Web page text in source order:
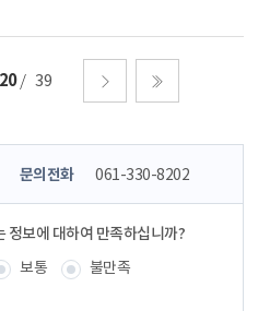
20 39
문의전화 061-330-8202
정보에 대하여 만족하십니까?
보통
불만족